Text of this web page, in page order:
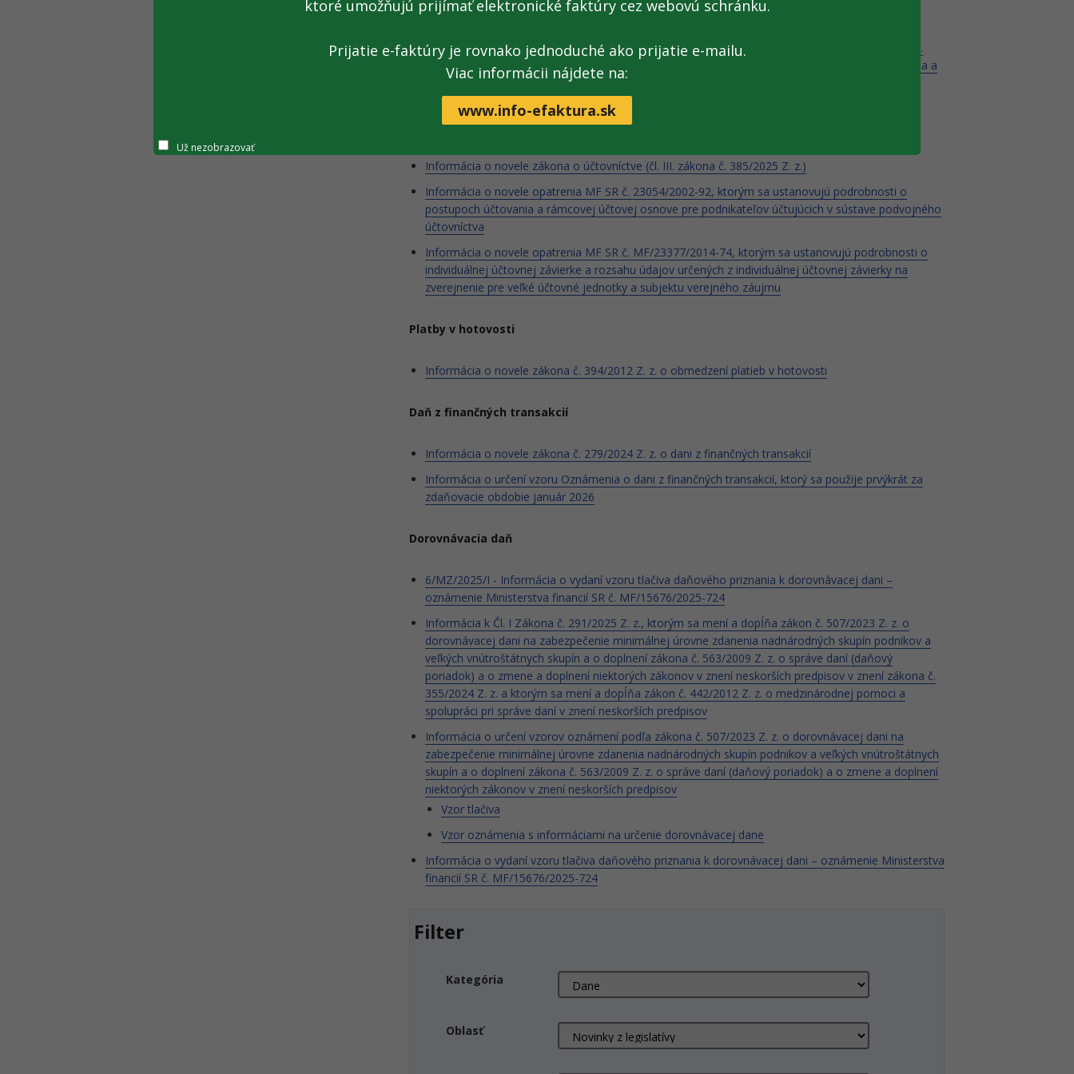
Postupy účtovania:
40/DZPaU/2025/I - Informácia o novele opatrenia Ministerstva financií Slovenskej republiky z 30.
novembra 2005 č. MF/24035/2005-74, ktorým sa ustanovujú podrobnosti o postupoch účtovania a
účtovej osnove pre Sociálnu poisťovňu v znení neskorších predpisov
Zákon o účtovníctve
Informácia o novele zákona o účtovníctve (čl. III. zákona č. 385/2025 Z. z.)
Informácia o novele opatrenia MF SR č. 23054/2002-92, ktorým sa ustanovujú podrobnosti o
postupoch účtovania a rámcovej účtovej osnove pre podnikateľov účtujúcich v sústave podvojného
účtovníctva
Informácia o novele opatrenia MF SR č. MF/23377/2014-74, ktorým sa ustanovujú podrobnosti o
individuálnej účtovnej závierke a rozsahu údajov určených z individuálnej účtovnej závierky na
zverejnenie pre veľké účtovné jednotky a subjektu verejného záujmu
Platby v hotovosti
Informácia o novele zákona č. 394/2012 Z. z. o obmedzení platieb v hotovosti
Daň z finančných transakcií
Informácia o novele zákona č. 279/2024 Z. z. o dani z finančných transakcií
Informácia o určení vzoru Oznámenia o dani z finančných transakcií, ktorý sa použije prvýkrát za
zdaňovacie obdobie január 2026
Dorovnávacia daň
6/MZ/2025/I - Informácia o vydaní vzoru tlačiva daňového priznania k dorovnávacej dani –
oznámenie Ministerstva financií SR č. MF/15676/2025-724
Informácia k Čl. I Zákona č. 291/2025 Z. z., ktorým sa mení a dopĺňa zákon č. 507/2023 Z. z. o
dorovnávacej dani na zabezpečenie minimálnej úrovne zdanenia nadnárodných skupín podnikov a
veľkých vnútroštátnych skupín a o doplnení zákona č. 563/2009 Z. z. o správe daní (daňový
poriadok) a o zmene a doplnení niektorých zákonov v znení neskorších predpisov v znení zákona č.
355/2024 Z. z. a ktorým sa mení a dopĺňa zákon č. 442/2012 Z. z. o medzinárodnej pomoci a
spolupráci pri správe daní v znení neskorších predpisov
Informácia o určení vzorov oznámení podľa zákona č. 507/2023 Z. z. o dorovnávacej dani na
zabezpečenie minimálnej úrovne zdanenia nadnárodných skupín podnikov a veľkých vnútroštátnych
skupín a o doplnení zákona č. 563/2009 Z. z. o správe daní (daňový poriadok) a o zmene a doplnení
niektorých zákonov v znení neskorších predpisov
Vzor tlačiva
Vzor oznámenia s informáciami na určenie dorovnávacej dane
Informácia o vydaní vzoru tlačiva daňového priznania k dorovnávacej dani – oznámenie Ministerstva
financií SR č. MF/15676/2025-724
Filter
Kategória
Oblasť
ktoré umožňujú prijímať elektronické faktúry cez webovú schránku.
Prijatie e-faktúry je rovnako jednoduché ako prijatie e-mailu.
Viac informácii nájdete na:
www.info-efaktura.sk
Už nezobrazovať